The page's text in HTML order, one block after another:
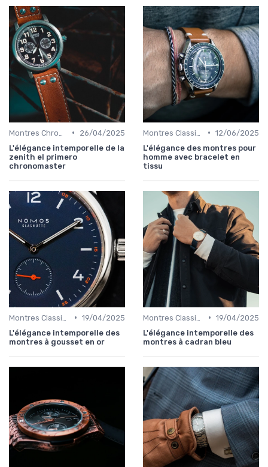
•
26/04/2025
L'élégance intemporelle de la
zenith el primero
chronomaster
• 12/06/2025
L'élégance des montres pour
homme avec bracelet en
tissu
• 19/04/2025
L'élégance intemporelle des
montres à gousset en or
• 19/04/2025
L'élégance intemporelle des
montres à cadran bleu